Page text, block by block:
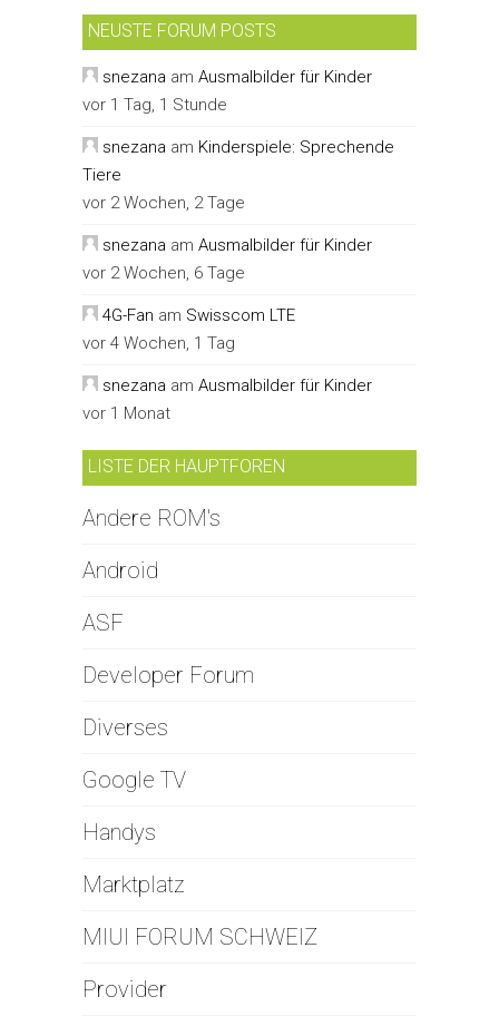
NEUSTE FORUM POSTS
snezana am Ausmalbilder für Kinder
vor 1 Tag, 1 Stunde
snezana am Kinderspiele: Sprechende
Tiere
vor 2 Wochen, 2 Tage
snezana am Ausmalbilder für Kinder
vor 2 Wochen, 6 Tage
4G-Fan am Swisscom LTE
vor 4 Wochen, 1 Tag
snezana am Ausmalbilder für Kinder
vor 1 Monat
LISTE DER HAUPTFOREN
Andere ROM's
Android
ASF
Developer Forum
Diverses
Google TV
Handys
Marktplatz
MIUI FORUM SCHWEIZ
Provider